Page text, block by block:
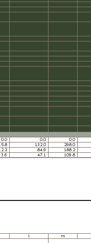
0.0 0.0 0.0
132.0 298.0
84.9 188.2
3.6 47.1 109.8
l m